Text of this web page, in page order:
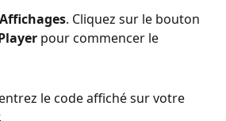
Affichages. Cliquez sur le bouton
pour commencer le
le code affiché sur votre